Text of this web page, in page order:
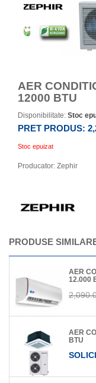
AER
12000 BTU
Disponibilitate: Stoc
PRET PRODUS:
Stoc epuizat
Producator: Zephir
PRODUSE
AER
12.000
AER
BTU